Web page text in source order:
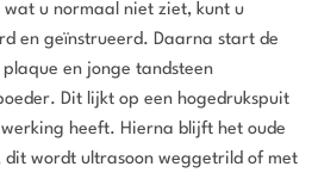
u normaal niet ziet, kunt u
en geïnstrueerd. Daarna start de
en jonge tandsteen
Dit lijkt op een hogedrukspuit
heeft. Hierna blijft het oude
dit wordt ultrasoon weggetrild of met